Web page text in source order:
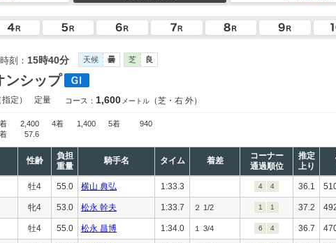
刻： 15時40分 天候 曇 芝 良
ンシップ
定） 定量 コース： 1,600 メートル （芝・右 外）
2,400 4着 1,400 5着
940
57.6
性齢
負担
重量
騎手名 タイム 着差
コーナー
通過順位
推定
上り
牡4 55.0 横山 典弘 1:33.3 4 4 36.1
牝4 53.0 松永 幹夫 1:33.7 ２ 1/2 1 1 37.2
牡4 55.0 松永 昌博 1:34.0 １ 3/4 6 4 36.7